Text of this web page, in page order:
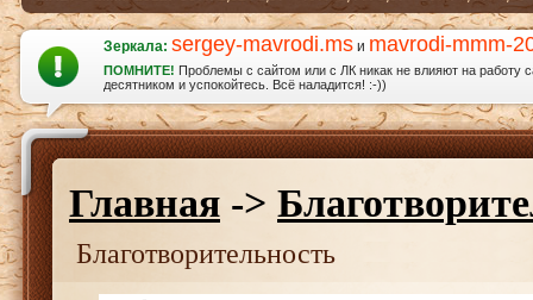
Зеркала: sergey-mavrodi.ms и mavrodi-mmm-
ПОМНИТЕ! Проблемы с сайтом или с ЛК никак не влияют на работу
десятником и успокойтесь. Всё наладится! :-))
Главная ->
Благотворительность